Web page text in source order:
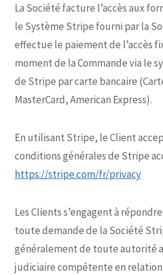
La Société facture l’accès aux
le Système Stripe fourni par la
effectue le paiement de l’accès
moment de la Commande via le
de Stripe par carte bancaire
MasterCard, American Express).
En utilisant Stripe, le Client
conditions générales de Stripe
https://stripe.com/fr/privacy
Les Clients s’engagent à
toute demande de la Société
généralement de toute autorité
judiciaire compétente en